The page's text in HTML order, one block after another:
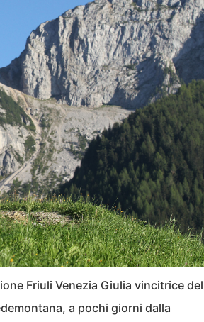
Friuli Venezia Giulia vincitrice del
a pochi giorni dalla